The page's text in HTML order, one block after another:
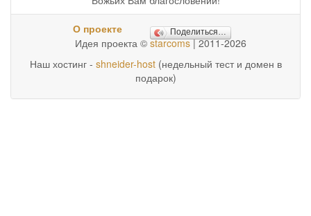
О проекте Поделиться…
Идея проекта © starcoms| 2011-2026
Наш хостинг - shneider-host(недельный тест и домен в
подарок)